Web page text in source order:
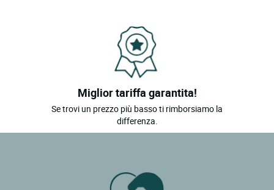
Miglior tariffa garantita!
Se trovi un prezzo più basso ti rimborsiamo la
differenza.